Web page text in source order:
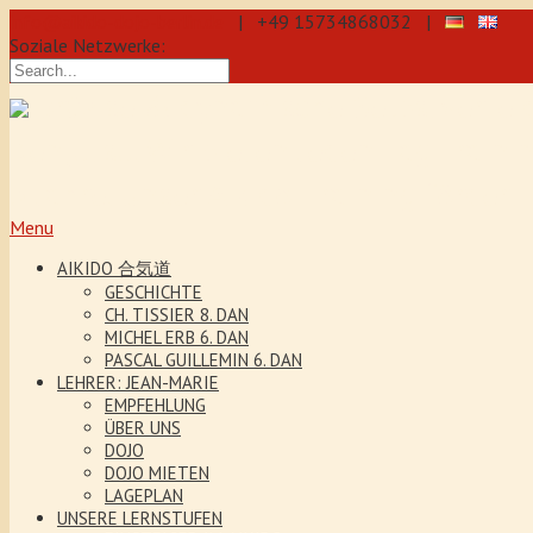
| +49 15734868032 |
Soziale Netzwerke:
Menu
AIKIDO 合気道
GESCHICHTE
CH. TISSIER 8. DAN
MICHEL ERB 6. DAN
PASCAL GUILLEMIN 6. DAN
LEHRER: JEAN-MARIE
EMPFEHLUNG
ÜBER UNS
DOJO
DOJO MIETEN
LAGEPLAN
UNSERE LERNSTUFEN